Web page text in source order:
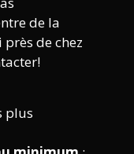
de la
de chez
plus